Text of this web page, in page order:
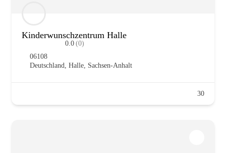
Kin­der­wunsch­zen­trum Hal­le
0.0 (0)
06108
Deutsch­land, Hal­le, Sach­sen-Anhalt
30